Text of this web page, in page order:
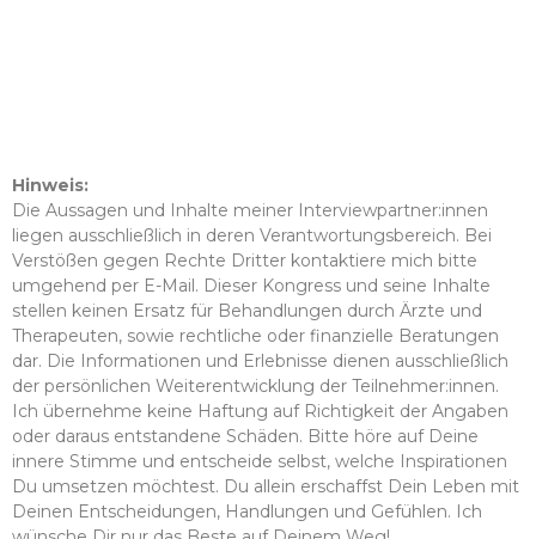
Hinweis:
Die Aussagen und Inhalte meiner Interviewpartner:innen
liegen ausschließlich in deren Verantwortungsbereich. Bei
Verstößen gegen Rechte Dritter kontaktiere mich bitte
umgehend per E-Mail. Dieser Kongress und seine Inhalte
stellen keinen Ersatz für Behandlungen durch Ärzte und
Therapeuten, sowie rechtliche oder finanzielle Beratungen
dar. Die Informationen und Erlebnisse dienen ausschließlich
der persönlichen Weiterentwicklung der Teilnehmer:innen.
Ich übernehme keine Haftung auf Richtigkeit der Angaben
oder daraus entstandene Schäden. Bitte höre auf Deine
innere Stimme und entscheide selbst, welche Inspirationen
Du umsetzen möchtest. Du allein erschaffst Dein Leben mit
Deinen Entscheidungen, Handlungen und Gefühlen. Ich